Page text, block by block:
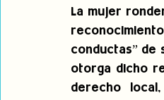
La mujer
conductas” de
otorga dicho
derecho